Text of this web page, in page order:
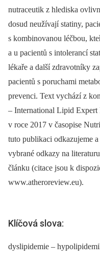
nutraceutik z hlediska
dosud neužívají statiny,
s kombinovanou léčbou,
a u pacientů s intolerancí
lékaře a další zdravotníky
pacientů s poruchami
prevenci. Text vychází z
–⁠ International Lipid
v roce 2017 v časopise
tuto publikaci odkazujeme
vybrané odkazy na
článku (citace jsou k
www.atheroreview.eu).
Klíčová slova:
dyslipidemie –